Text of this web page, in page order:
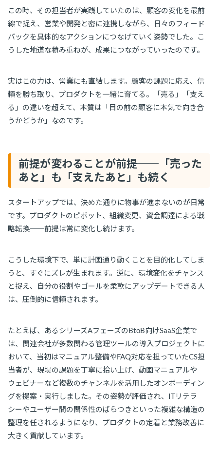
この時、その担当者が実践していたのは、顧客の変化を最前
線で捉え、営業や開発と密に連携しながら、日々のフィード
バックを具体的なアクションにつなげていく姿勢でした。こ
うした地道な積み重ねが、成果につながっていったのです。
実はこの力は、営業にも直結します。顧客の課題に応え、信
頼を勝ち取り、プロダクトを一緒に育てる。「売る」「支え
る」の違いを超えて、本質は「目の前の顧客に本気で向き合
うかどうか」なのです。
前提が変わることが前提──「売った
あと」も「支えたあと」も続く
スタートアップでは、決めた通りに物事が進まないのが日常
です。プロダクトのピボット、組織変更、資金調達による戦
略転換──前提は常に変化し続けます。
こうした環境下で、単に計画通り動くことを目的化してしま
うと、すぐにズレが生まれます。逆に、環境変化をチャンス
と捉え、自分の役割やゴールを柔軟にアップデートできる人
は、圧倒的に信頼されます。
たとえば、あるシリーズAフェーズのBtoB向けSaaS企業で
は、関連会社が多数関わる管理ツールの導入プロジェクトに
おいて、当初はマニュアル整備やFAQ対応を担っていたCS担
当者が、現場の課題を丁寧に拾い上げ、動画マニュアルや
ウェビナーなど複数のチャンネルを活用したオンボーディン
グを提案・実行しました。その姿勢が評価され、ITリテラ
シーやユーザー間の関係性のばらつきといった複雑な構造の
整理を任されるようになり、プロダクトの定着と業務改善に
大きく貢献しています。